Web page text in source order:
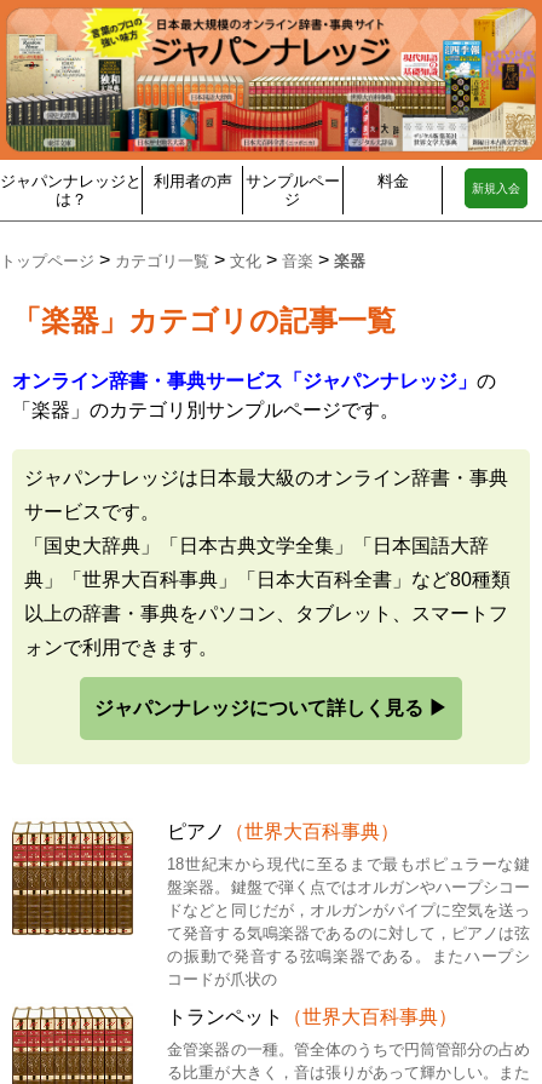
ジャパンナレッジと
は？
利用者の声
サンプルペー
ジ
料金 新規入会
トップページ > カテゴリ一覧 > 文化 > 音楽 > 楽器
「楽器」カテゴリの記事一覧
オンライン辞書・事典サービス「ジャパンナレッジ」 の
「楽器」のカテゴリ別サンプルページです。
ジャパンナレッジは日本最大級のオンライン辞書・事典
サービスです。
「国史大辞典」「日本古典文学全集」「日本国語大辞
典」「世界大百科事典」「日本大百科全書」など80種類
以上の辞書・事典をパソコン、タブレット、スマートフ
ォンで利用できます。
ジャパンナレッジについて詳しく見る ▶
ピアノ （世界大百科事典）
18世紀末から現代に至るまで最もポピュラーな鍵
盤楽器。鍵盤で弾く点ではオルガンやハープシコー
ドなどと同じだが，オルガンがパイプに空気を送っ
て発音する気鳴楽器であるのに対して，ピアノは弦
の振動で発音する弦鳴楽器である。またハープシ
コードが爪状の
トランペット （世界大百科事典）
金管楽器の一種。管全体のうちで円筒管部分の占め
る比重が大きく，音は張りがあって輝かしい。また